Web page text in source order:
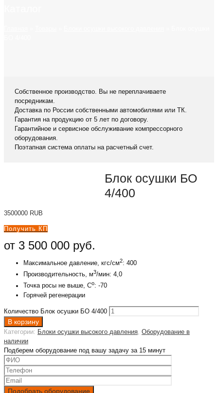
Собственное производство. Вы не переплачиваете
посредникам.
Доставка по России собственными автомобилями или ТК.
Гарантия на продукцию от 5 лет по договору.
Гарантийное и сервисное обслуживание компрессорного
оборудования.
Поэтапная система оплаты на расчетный счет.
Блок осушки БО
4/400
3500000 RUB
Получить КП
от 3 500 000 руб.
Максимальное давление, кгс/см2: 400
Производительность, м3/мин: 4,0
Точка росы не выше, Со: -70
Горячей регенерации
Количество Блок осушки БО 4/400
В корзину
Категории: Блоки осушки высокого давления Оборудование в
наличии
Подберем оборудование под вашу задачу за 15 минут